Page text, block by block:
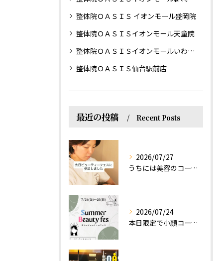
整体院ＯＡＳＩＳ イオンモール盛岡院
整体院ＯＡＳＩＳイオンモール天童院
整体院ＯＡＳＩＳイオンモールいわき小名浜院
整体院ＯＡＳＩＳ仙台駅前店
最近の投稿 Recent Posts
2026/07/27
うちには美容のコースもあるって伝えなきゃ！えっほっえxty
2026/07/24
本日限定で小顔コース体験(ワンコイン)実施します！